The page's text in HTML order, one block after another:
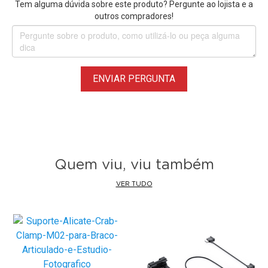
Câmera Sony a1 Mirrorless
Câmera Sony a7IV Mirrorless
Câmera Sony a7SIII Mirrorless
Tem alguma dúvida sobre este produto? Pergunte ao lojista e a
outros compradores!
ENVIAR PERGUNTA
Quem viu, viu também
VER TUDO